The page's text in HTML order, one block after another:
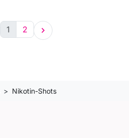
1 2 
Nikotin-Shots